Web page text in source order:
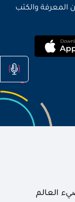
المعرفة والكتب
العالم